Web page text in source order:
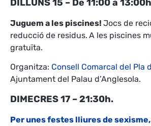
DILLUNS 15 – De 11:00 a
Juguem a les piscines! Jocs de
reducció de residus. A les piscines
gratuïta.
Organitza: Consell Comarcal del Pla
Ajuntament del Palau d’Anglesola.
DIMECRES 17 – 21:30h.
Per unes festes lliures de